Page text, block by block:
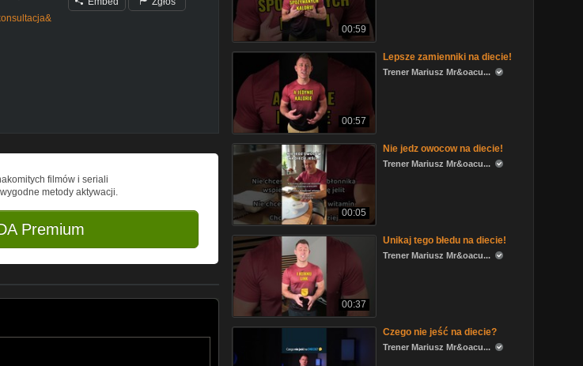
filmów i seriali
metody aktywacji.
Premium
00:59
00:57
Lepsze zamienniki na diecie!
Trener Mariusz Mr&oacu...
00:05
Nie jedz owocow na diecie!
Trener Mariusz Mr&oacu...
00:37
Unikaj tego błedu na diecie!
Trener Mariusz Mr&oacu...
Czego nie jeść na diecie?
Trener Mariusz Mr&oacu...